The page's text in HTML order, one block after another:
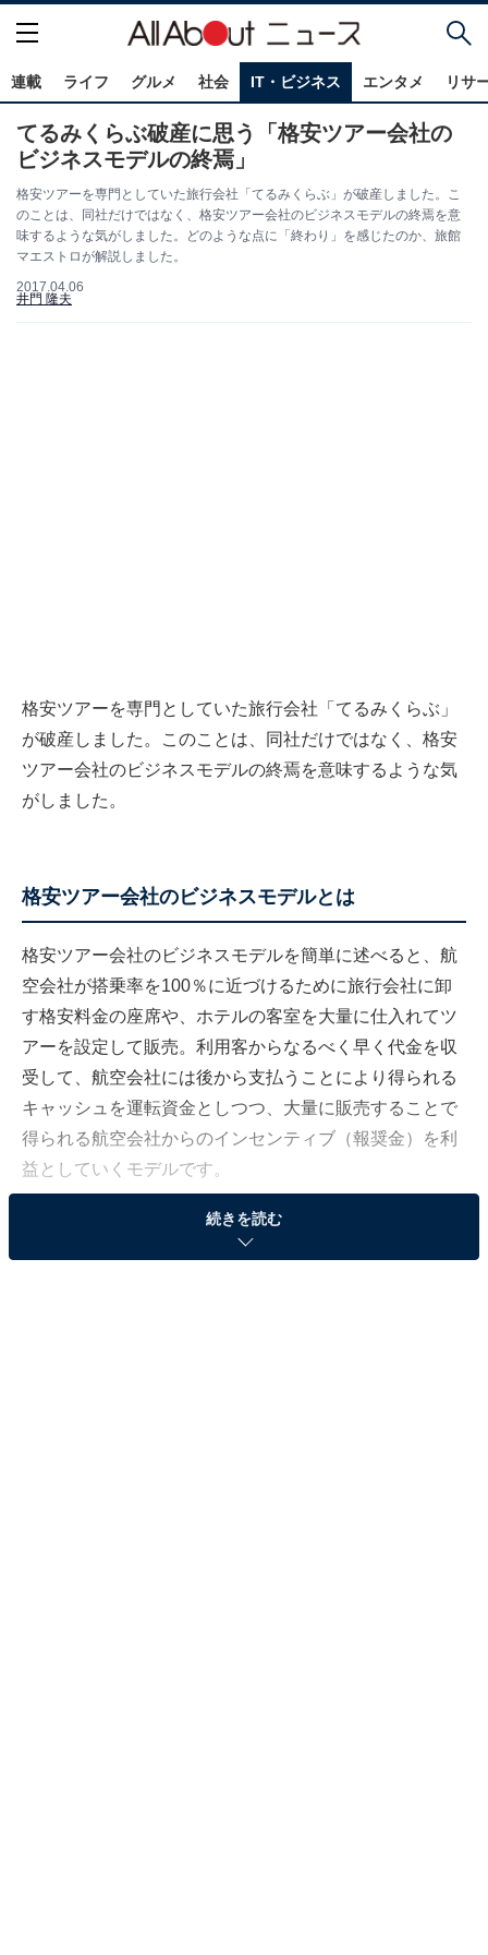
連載 ライフ グルメ 社会 IT・ビジネス エンタメ リサ
てるみくらぶ破産に思う「格安ツアー会社の
ビジネスモデルの終焉」
格安ツアーを専門としていた旅行会社「てるみくらぶ」が破産しました。こ
のことは、同社だけではなく、格安ツアー会社のビジネスモデルの終焉を意
味するような気がしました。どのような点に「終わり」を感じたのか、旅館
マエストロが解説しました。
2017.04.06
井門 隆夫
格安ツアーを専門としていた旅行会社「てるみくらぶ」
が破産しました。このことは、同社だけではなく、格安
ツアー会社のビジネスモデルの終焉を意味するような気
がしました。
格安ツアー会社のビジネスモデルとは
格安ツアー会社のビジネスモデルを簡単に述べると、航
空会社が搭乗率を100％に近づけるために旅行会社に卸
す格安料金の座席や、ホテルの客室を大量に仕入れてツ
アーを設定して販売。利用客からなるべく早く代金を収
受して、航空会社には後から支払うことにより得られる
キャッシュを運転資金としつつ、大量に販売することで
得られる航空会社からのインセンティブ（報奨金）を利
益としていくモデルです。
このモデルは、インターネットが普及する以前、航空会
続きを読む